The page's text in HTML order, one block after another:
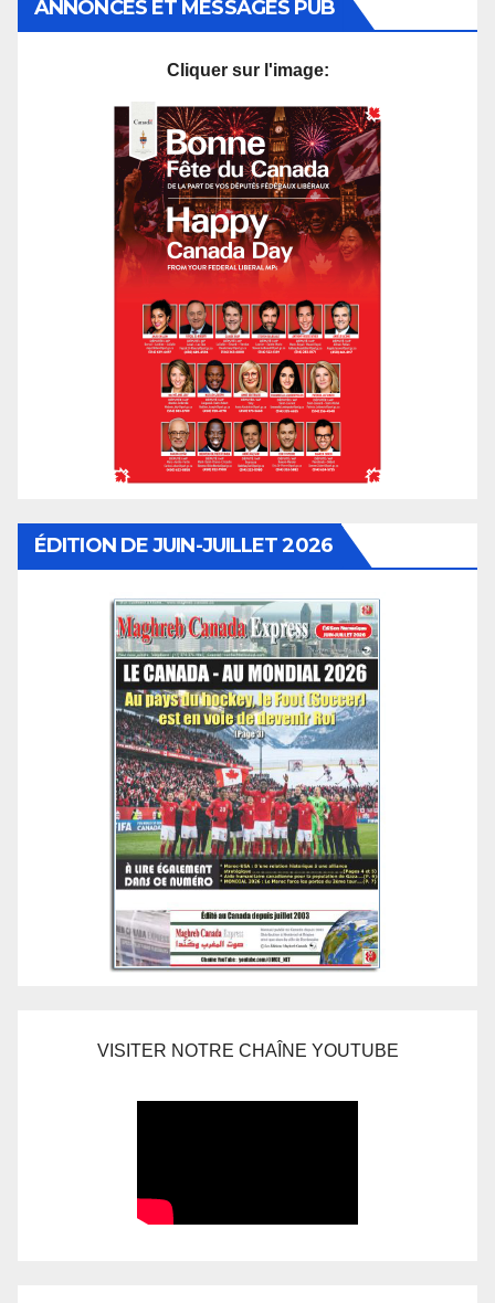
ANNONCES ET MESSAGES PUB
Cliquer sur l'image:
ÉDITION DE JUIN-JUILLET 2026
VISITER NOTRE CHAÎNE YOUTUBE